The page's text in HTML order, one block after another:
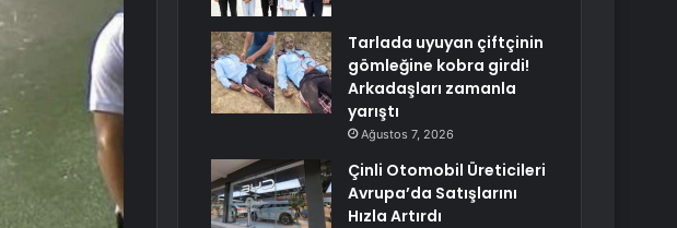
Tarlada uyuyan çiftçinin
gömleğine kobra girdi!
Arkadaşları zamanla
yarıştı
Ağustos 7, 2026
Çinli Otomobil Üreticileri
Avrupa’da Satışlarını
Hızla Artırdı